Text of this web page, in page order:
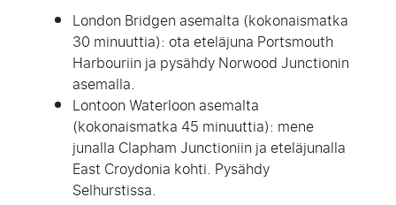
London Bridgen asemalta (kokonaismatka
30 minuuttia): ota eteläjuna Portsmouth
Harbouriin ja pysähdy Norwood Junctionin
asemalla.
Lontoon Waterloon asemalta
(kokonaismatka 45 minuuttia): mene
junalla Clapham Junctioniin ja eteläjunalla
East Croydonia kohti. Pysähdy
Selhurstissa.